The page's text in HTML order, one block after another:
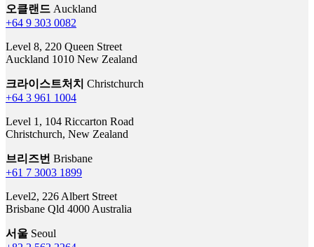
오클랜드Auckland
+64 9 303 0082
Level 8, 220 Queen Street
Auckland 1010 New Zealand
크라이스트처치
Christchurch
+64 3 961 1004
Level 1, 104 Riccarton Road
Christchurch, New Zealand
브리즈번Brisbane
+61 7 3003 1899
Level2, 226 Albert Street
Brisbane Qld 4000 Australia